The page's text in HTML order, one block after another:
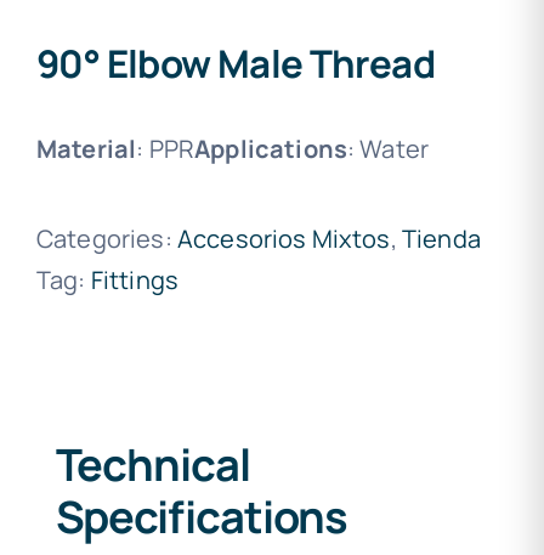
90° Elbow Male Thread
Material: PPRApplications: Water
Categories: Accesorios Mixtos, Tienda
Tag: Fittings
Technical
Specifications